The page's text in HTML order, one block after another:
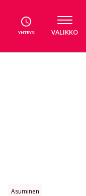
YHTEYS VALIKKO
Asuminen